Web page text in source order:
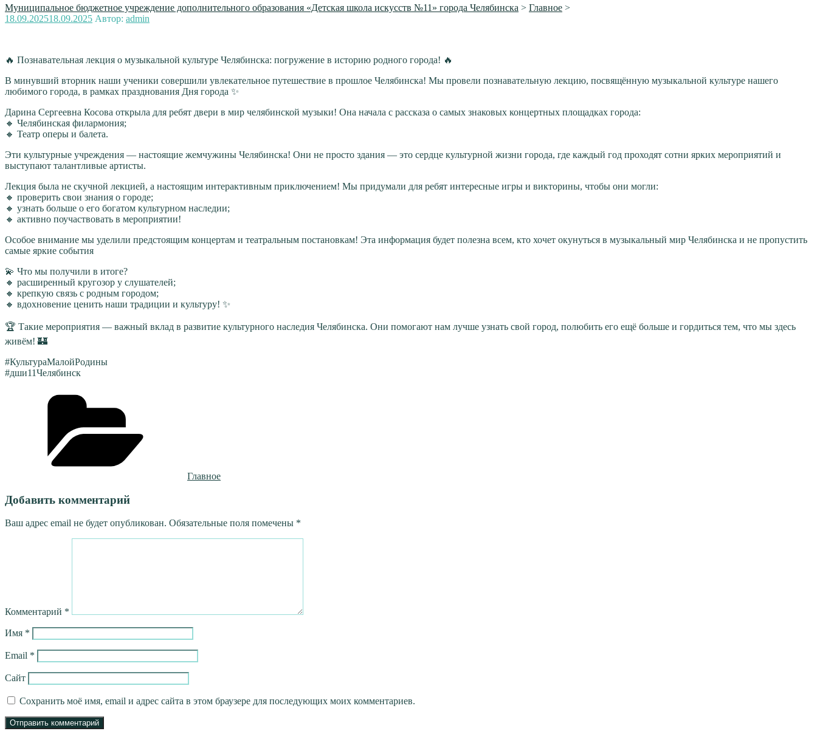
Муниципальное бюджетное учреждение дополнительного образования «Детская школа искусств №11» города Челябинска > Главное >
Опубликовано
18.09.202518.09.2025 Автор: admin
🔥 Познавательная лекция о музыкальной культуре Челябинска: погружение в историю родного города! 🔥
В минувший вторник наши ученики совершили увлекательное путешествие в прошлое Челябинска! Мы провели познавательную лекцию, посвящённую музыкальной культуре нашего
любимого города, в рамках празднования Дня города ✨
Дарина Сергеевна Косова открыла для ребят двери в мир челябинской музыки! Она начала с рассказа о самых знаковых концертных площадках города:
🔸 Челябинская филармония;
🔸 Театр оперы и балета.
Эти культурные учреждения — настоящие жемчужины Челябинска! Они не просто здания — это сердце культурной жизни города, где каждый год проходят сотни ярких мероприятий и
выступают талантливые артисты.
Лекция была не скучной лекцией, а настоящим интерактивным приключением! Мы придумали для ребят интересные игры и викторины, чтобы они могли:
🔸 проверить свои знания о городе;
🔸 узнать больше о его богатом культурном наследии;
🔸 активно поучаствовать в мероприятии!
Особое внимание мы уделили предстоящим концертам и театральным постановкам! Эта информация будет полезна всем, кто хочет окунуться в музыкальный мир Челябинска и не пропустить
самые яркие события
💫 Что мы получили в итоге?
🔸 расширенный кругозор у слушателей;
🔸 крепкую связь с родным городом;
🔸 вдохновение ценить наши традиции и культуру! ✨
🏆 Такие мероприятия — важный вклад в развитие культурного наследия Челябинска. Они помогают нам лучше узнать свой город, полюбить его ещё больше и гордиться тем, что мы здесь
живём! 🏰
#КультураМалойРодины
#дши11Челябинск
Главное
Добавить комментарий
Ваш адрес email не будет опубликован. Обязательные поля помечены *
Комментарий *
Имя *
Email *
Сайт
Сохранить моё имя, email и адрес сайта в этом браузере для последующих моих комментариев.